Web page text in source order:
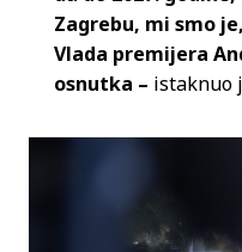
Zagrebu, mi smo
Vlada premijera
osnutka – istaknuo